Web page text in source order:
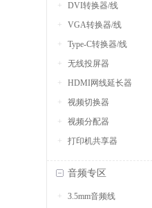
DVI转换器/线
VGA转换器/线
Type-C转换器/线
无线投屏器
HDMI网线延长器
视频切换器
视频分配器
打印机共享器
音频专区
3.5mm音频线